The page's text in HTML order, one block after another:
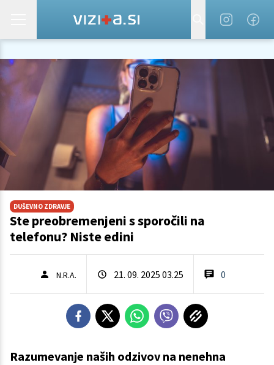
DUŠEVNO ZDRAVJE
Ste preobremenjeni s sporočili na
telefonu? Niste edini
N.R.A. 21. 09. 2025 03.25 0
Razumevanje naših odzivov na nenehna